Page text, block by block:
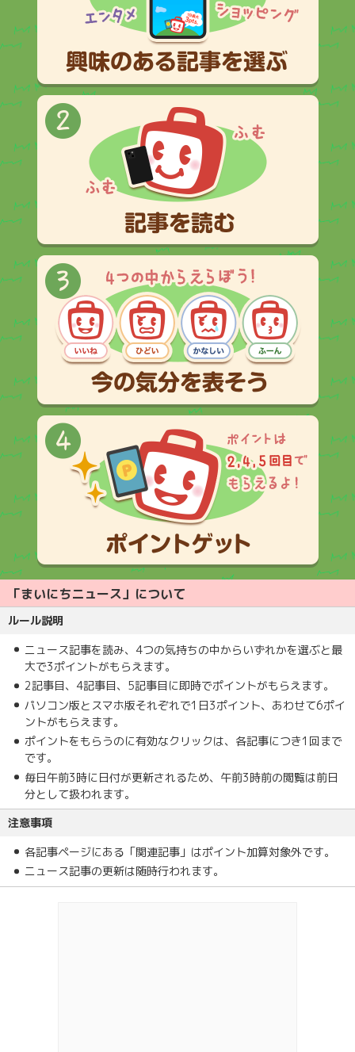
「まいにちニュース」について
ルール説明
ニュース記事を読み、4つの気持ちの中からいずれかを選ぶと最
大で3ポイントがもらえます。
2記事目、4記事目、5記事目に即時でポイントがもらえます。
パソコン版とスマホ版それぞれで1日3ポイント、あわせて6ポイ
ントがもらえます。
ポイントをもらうのに有効なクリックは、各記事につき1回まで
です。
毎日午前3時に日付が更新されるため、午前3時前の閲覧は前日
分として扱われます。
注意事項
各記事ページにある「関連記事」はポイント加算対象外です。
ニュース記事の更新は随時行われます。